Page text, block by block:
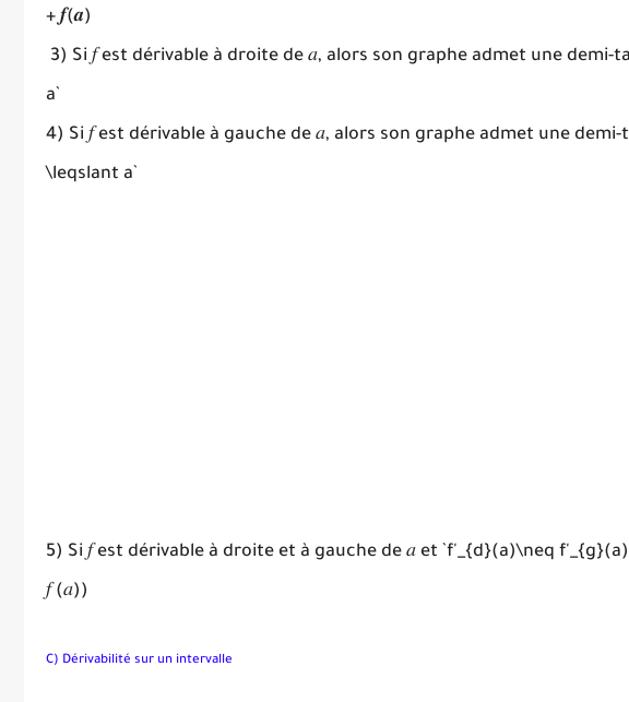
+ 𝒇(𝒂)
3) Si 𝑓 est dérivable à droite de 𝑎, alors son graphe admet une
a`
4) Si 𝑓 est dérivable à gauche de 𝑎, alors son graphe admet une
\leqslant a`
5) Si 𝑓 est dérivable à droite et à gauche de 𝑎 et `f'_{d}(a)\neq
𝑓 (𝑎))
C) Dérivabilité sur un intervalle